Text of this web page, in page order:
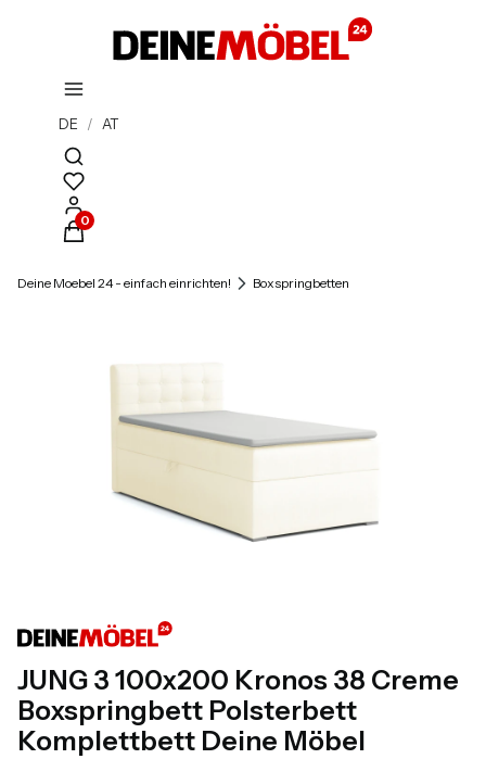
DE / AT
Suchmaschine öffnen
Produkte im Warenkorb: 0. Details anzeigen
Deine Moebel 24 - einfach einrichten! Boxspringbetten
JUNG 3 100x200 Kronos 38 Creme
Boxspringbett Polsterbett
Komplettbett Deine Möbel